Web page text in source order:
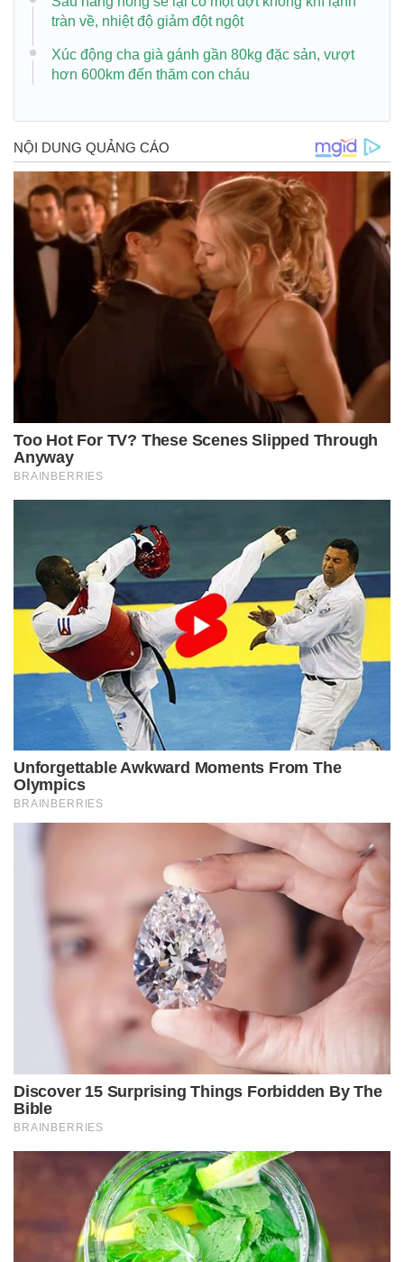
tràn về, nhiệt độ giảm đột ngột
Xúc động cha già gánh gần 80kg đặc sản, vượt
hơn 600km đến thăm con cháu